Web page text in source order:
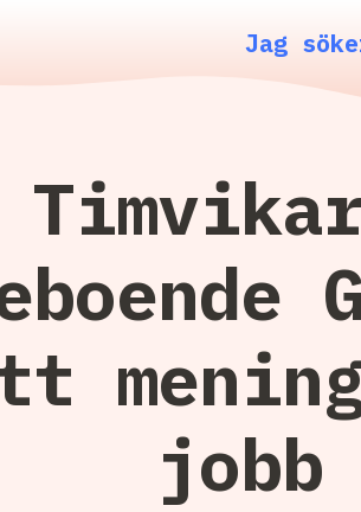
Jag
jobb